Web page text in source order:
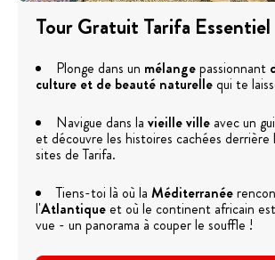
Tour Gratuit Tarifa Essentiel
Plonge dans un mélangepassionnant
culture et de beauté naturellequi te
Navigue dans la vieille ville avec un
et découvre les histoires cachées derrière
sites de Tarifa.
Tiens-toi là où la Méditerranée
l'Atlantiqueet où le continent africain
vue - un panorama à couper le souffle !